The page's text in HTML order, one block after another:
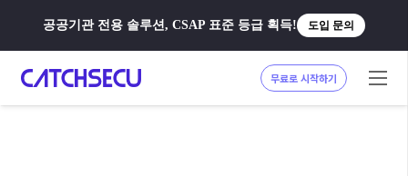
공공기관 전용 솔루션, CSAP 표준 등급 획득! 도입 문의
무료로 시작하기